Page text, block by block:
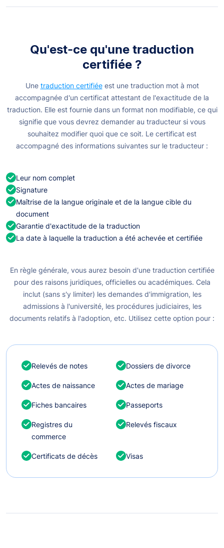
Qu'est-ce qu'une traduction
certifiée ?
Une traduction certifiéeest une traduction mot à mot
accompagnée d'un certificat attestant de l'exactitude de la
traduction. Elle est fournie dans un format non modifiable, ce qui
signifie que vous devrez demander au traducteur si vous
souhaitez modifier quoi que ce soit. Le certificat est
accompagné des informations suivantes sur le traducteur :
Leur nom complet
Signature
Maîtrise de la langue originale et de la langue cible du
document
Garantie d'exactitude de la traduction
La date à laquelle la traduction a été achevée et certifiée
En règle générale, vous aurez besoin d'une traduction certifiée
pour des raisons juridiques, officielles ou académiques. Cela
inclut (sans s'y limiter) les demandes d'immigration, les
admissions à l'université, les procédures judiciaires, les
documents relatifs à l'adoption, etc. Utilisez cette option pour :
Relevés de notes Dossiers de divorce
Actes de naissance Actes de mariage
Fiches bancaires Passeports
Registres du
commerce
Relevés fiscaux
Certificats de décès Visas